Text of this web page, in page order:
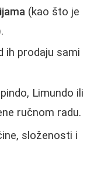
(kao što je
ih prodaju sami
Limundo ili
ručnom radu.
složenosti i